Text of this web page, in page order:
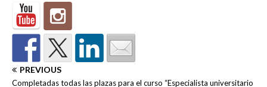
PREVIOUS
Completadas todas las plazas para el curso “Especialista universitario